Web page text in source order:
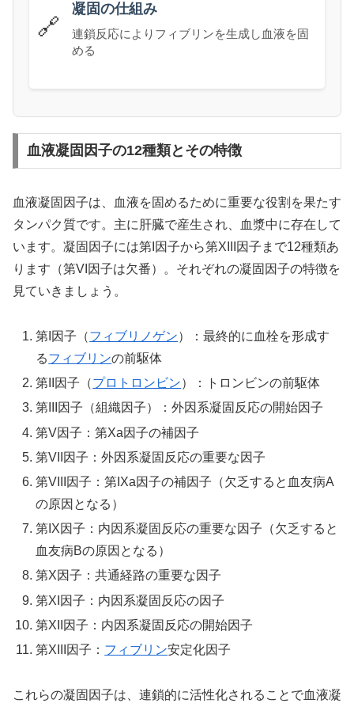
🔗
凝固の仕組み
連鎖反応によりフィブリンを生成し血液を固
める
血液凝固因子の12種類とその特徴
血液凝固因子は、血液を固めるために重要な役割を果たす
タンパク質です。主に肝臓で産生され、血漿中に存在して
います。凝固因子には第I因子から第XIII因子まで12種類あ
ります（第VI因子は欠番）。それぞれの凝固因子の特徴を
見ていきましょう。
第I因子（フィブリノゲン）：最終的に血栓を形成す
るフィブリンの前駆体
第II因子（プロトロンビン）：トロンビンの前駆体
第III因子（組織因子）：外因系凝固反応の開始因子
第V因子：第Xa因子の補因子
第VII因子：外因系凝固反応の重要な因子
第VIII因子：第IXa因子の補因子（欠乏すると血友病A
の原因となる）
第IX因子：内因系凝固反応の重要な因子（欠乏すると
血友病Bの原因となる）
第X因子：共通経路の重要な因子
第XI因子：内因系凝固反応の因子
第XII因子：内因系凝固反応の開始因子
第XIII因子： フィブリン安定化因子
これらの凝固因子は、連鎖的に活性化されることで血液凝